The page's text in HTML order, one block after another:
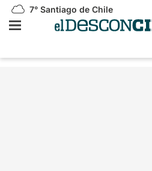
7° Santiago de Chile